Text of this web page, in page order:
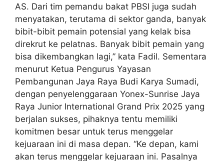
AS. Dari tim pemandu bakat PBSI juga sudah
menyatakan, terutama di sektor ganda, banyak
bibit-bibit pemain potensial yang kelak bisa
direkrut ke pelatnas. Banyak bibit pemain yang
bisa dikembangkan lagi,” kata Fadil. Sementara
menurut Ketua Pengurus Yayasan
Pembangunan Jaya Raya Budi Karya Sumadi,
dengan penyelenggaraan Yonex-Sunrise Jaya
Raya Junior International Grand Prix 2025 yang
berjalan sukses, pihaknya tentu memiliki
komitmen besar untuk terus menggelar
kejuaraan ini di masa depan. “Ke depan, kami
akan terus menggelar kejuaraan ini. Pasalnya